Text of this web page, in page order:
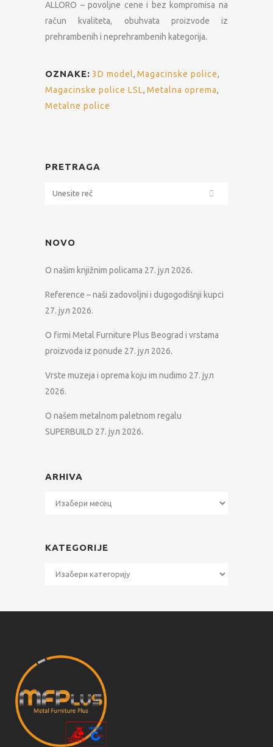
ALLORO – povoljne cene i bez kompromisa na
račun kvaliteta, obuhvata proizvode iz
prehrambenih i neprehrambenih kategorija.
OZNAKE: 3D model, Magacinske police,
Magacinske police LSL, Metalna oprema,
Metalne police
PRETRAGA
NOVO
O našim knjižnim policama 27. јул 2026.
Reference – naši zadovoljni i dugogodišnji kupci
27. јул 2026.
O firmi Metal Furniture Plus Beograd i vrstama
proizvoda iz ponude 27. јул 2026.
Vrste muzeja i oprema koju im nudimo 27. јул
2026.
O našem metalnom paletnom regalu
SUPERBUILD 27. јул 2026.
ARHIVA
Arhiva
KATEGORIJE
Kategorije